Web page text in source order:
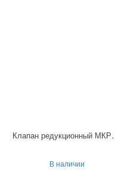
Клапан
В наличии